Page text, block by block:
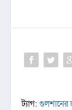
ট্যাগ: গুলশানের